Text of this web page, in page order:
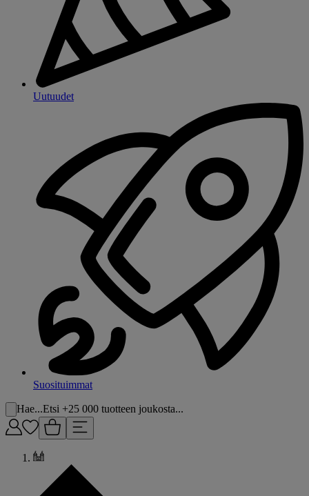
Uutuudet
Suosituimmat
Hae...Etsi +25 000 tuotteen joukosta...